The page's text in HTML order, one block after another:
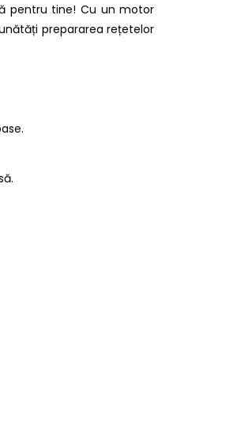
pentru tine! Cu un motor
prepararea rețetelor